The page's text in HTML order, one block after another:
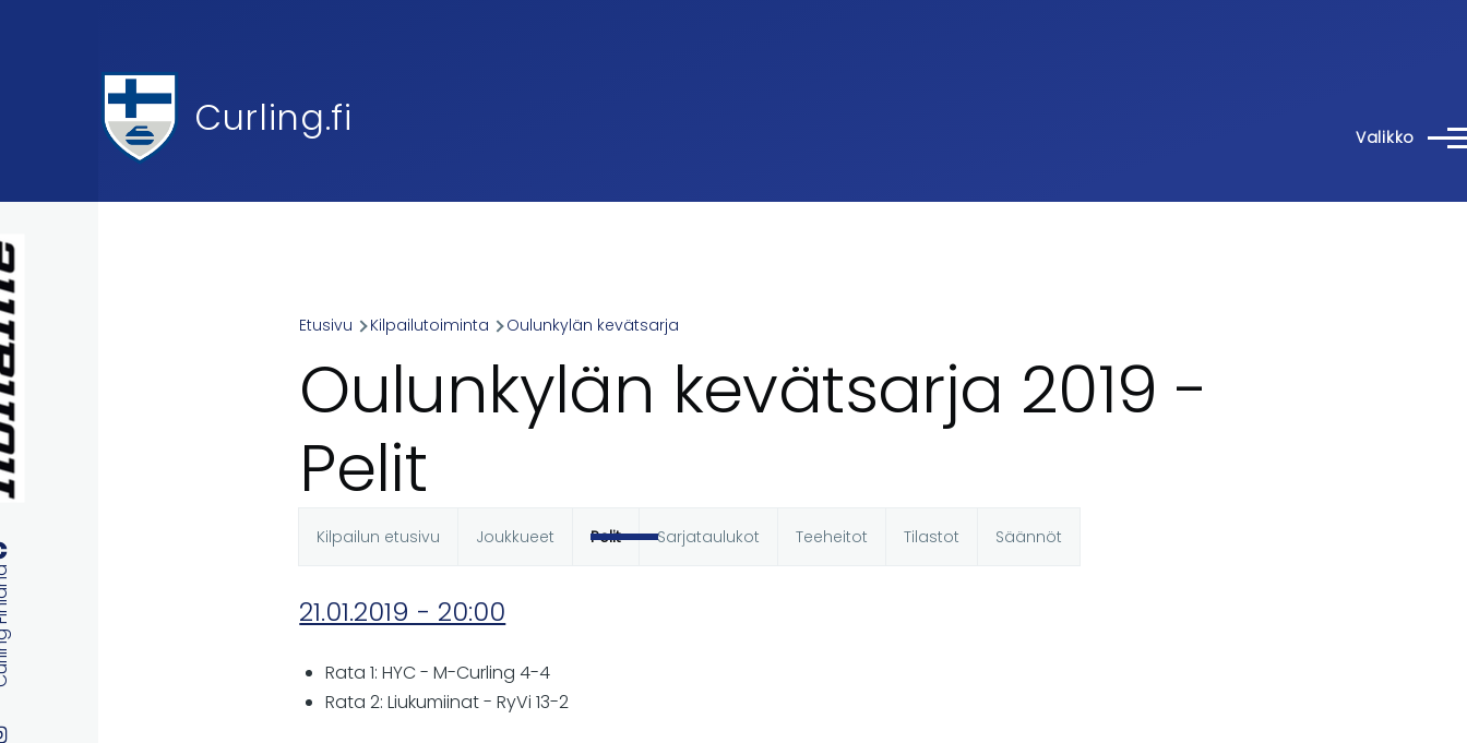
Curling.fi Valikko
Breadcrumb
Etusivu Kilpailutoiminta Oulunkylän kevätsarja
Oulunkylän kevätsarja 2019 -
Pelit
välilehdet
Kilpailun etusivu Joukkueet Pelit Sarjataulukot Teeheitot Tilastot Säännöt
21.01.2019 - 20:00
Rata 1: HYC - M-Curling 4-4
Rata 2: Liukumiinat - RyVi 13-2